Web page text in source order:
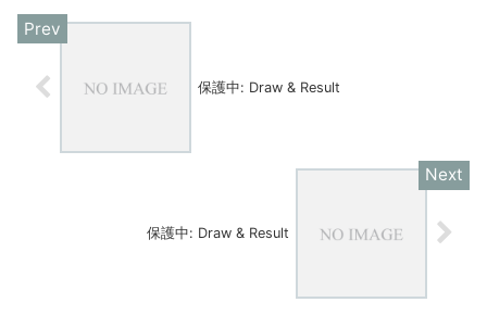
保護中: Draw & Result
保護中: Draw & Result